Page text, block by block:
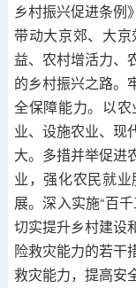
乡村振兴促进条例
带动大京郊、大
益、农村增活力、
的乡村振兴之路。
全保障能力。以
业、设施农业、现
大。多措并举促进
业，强化农民就
展。深入实施“百
切实提升乡村建设
险救灾能力的若干
救灾能力，提高安